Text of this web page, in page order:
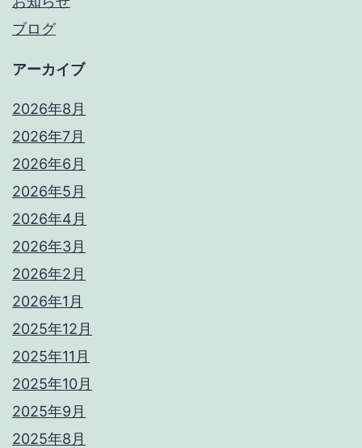
ブログ
アーカイブ
2026年8月
2026年7月
2026年6月
2026年5月
2026年4月
2026年3月
2026年2月
2026年1月
2025年12月
2025年11月
2025年10月
2025年9月
2025年8月